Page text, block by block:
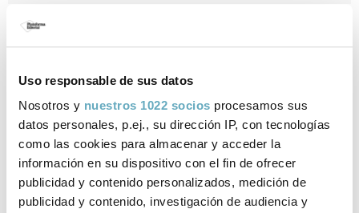
Uso responsable de sus datos
Nosotros y nuestros 1022 socios procesamos sus
datos personales, p.ej., su dirección IP, con tecnologías
como las cookies para almacenar y acceder la
información en su dispositivo con el fin de ofrecer
publicidad y contenido personalizados, medición de
publicidad y contenido, investigación de audiencia y
Ficha técnica
ISBN:978-84-15577-54-6
Páginas: 168
Tema:Desarrollo personal
Formato: Rústica con solapas